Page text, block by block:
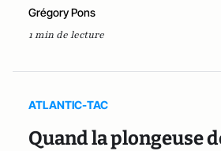
Grégory Pons
1 min de lecture
ATLANTIC-TAC
Quand la plongeuse